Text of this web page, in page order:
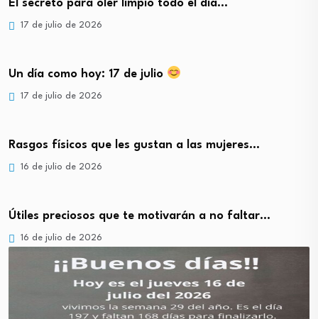
El secreto para oler limpio todo el día…
17 de julio de 2026
Un día como hoy: 17 de julio
17 de julio de 2026
Rasgos físicos que les gustan a las mujeres…
16 de julio de 2026
Útiles preciosos que te motivarán a no faltar…
16 de julio de 2026